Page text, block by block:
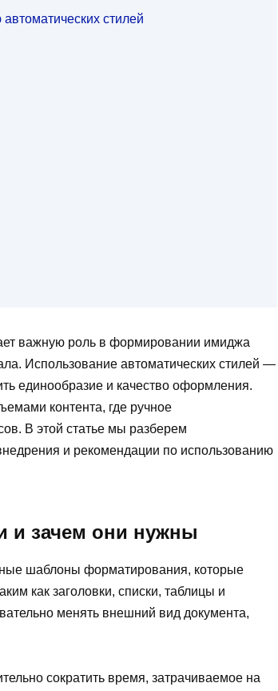
стилей
важную роль в формировании имиджа
Использование автоматических стилей —
единообразие и качество оформления.
контента, где ручное
В этой статье мы разберем
и рекомендации по использованию
и зачем они нужны
шаблоны форматирования, которые
как заголовки, списки, таблицы и
менять внешний вид документа,
сократить время, затрачиваемое на